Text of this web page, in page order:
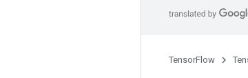
TensorFlow